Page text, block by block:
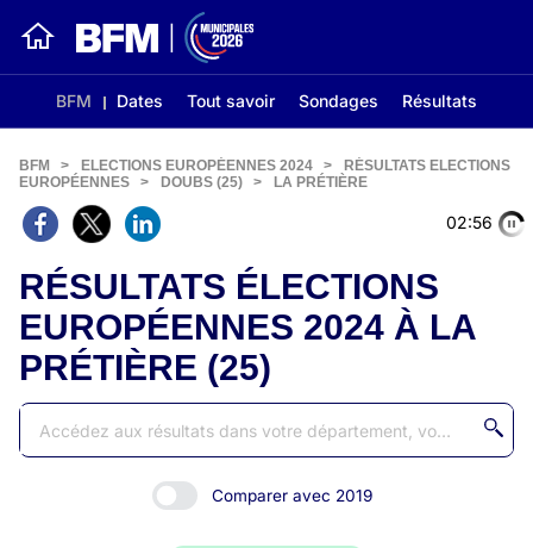
BFM Dates Tout savoir Sondages Résultats
02:56
BFM > ELECTIONS EUROPÉENNES 2024 >
RÉSULTATS ELECTIONS
EUROPÉENNES
> DOUBS (25) > LA PRÉTIÈRE
RÉSULTATS ÉLECTIONS
EUROPÉENNES 2024 À LA
PRÉTIÈRE (25)
Comparer avec 2019